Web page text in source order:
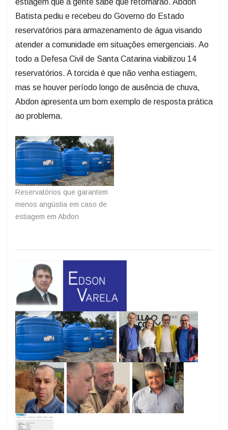
estiagem que a gente sabe que retornarão. Abdon
Batista pediu e recebeu do Governo do Estado
reservatórios para armazenamento de água visando
atender a comunidade em situações emergenciais. Ao
todo a Defesa Civil de Santa Catarina viabilizou 14
reservatórios. A torcida é que não venha estiagem,
mas se houver período longo de ausência de chuva,
Abdon apresenta um bom exemplo de resposta prática
ao problema.
Reservatórios que garantem
menos angústia em caso de
estiagem em Abdon